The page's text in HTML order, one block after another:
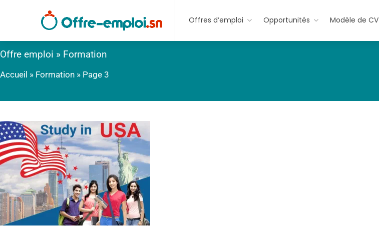
Offres d’emploi Opportunités Modèle de CV
Offre emploi » Formation
Accueil » Formation » Page 3